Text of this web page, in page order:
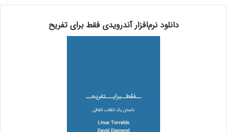
دانلود نرم‌افزار آندرویدی فقط برای تفریح